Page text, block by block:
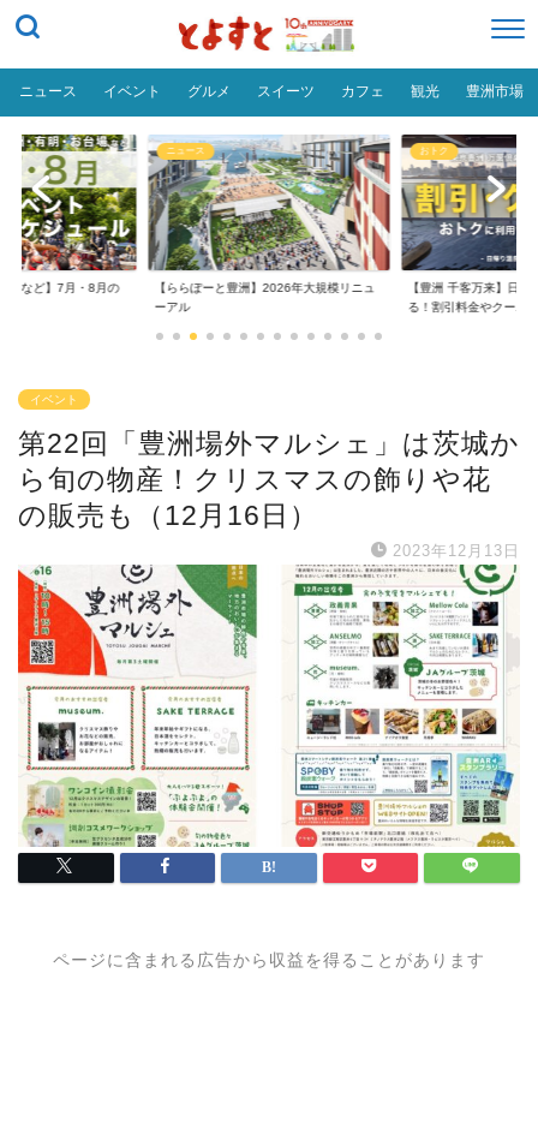
ニュース イベント グルメ スイーツ カフェ 観光 豊洲市場
場など】7月・8月の
ニュース
【ららぽーと豊洲】2026年大規模リニュ
ーアル
おトク
【豊洲 千客万来】日帰
る！割引料金やクーポ...
イベント
第22回「豊洲場外マルシェ」は茨城か
ら旬の物産！クリスマスの飾りや花
の販売も（12月16日）
2023年12月13日
ページに含まれる広告から収益を得ることがあります